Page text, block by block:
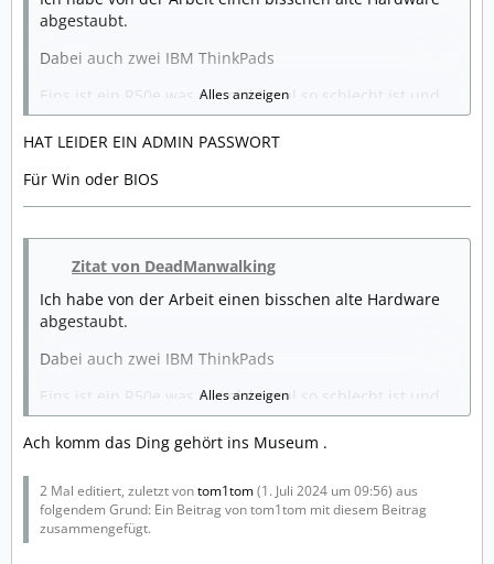
abgestaubt.
Dabei auch zwei IBM ThinkPads
Eins ist ein R50e was gar nicht mal so schlecht ist und
ich habe da erstmal eine uralte Windows XP Pro CD
drauf installiert.
Nach der Installation lief es aber es fehlten eine Menge
Also die Treiber runtergeladen.
Leider hab ich wohl den falschen Treiber für die Grafik
installiert.
Jetzt kommt nach dem XP Boot Logo nur ein schwarzer
Bildschirm.
nicht mehr erinnere.
Was kann ich denn jetzt noch machen, um dieses
Alles anzeigen
HAT LEIDER EIN ADMIN PASSWORT
Für Win oder BIOS
Zitat von DeadManwalking
Ich habe von der Arbeit einen bisschen alte Hardware
abgestaubt.
Dabei auch zwei IBM ThinkPads
Eins ist ein R50e was gar nicht mal so schlecht ist und
ich habe da erstmal eine uralte Windows XP Pro CD
drauf installiert.
Treiber.
Also die Treiber runtergeladen.
Alles anzeigen
Ach komm das Ding gehört ins Museum .
2 Mal editiert, zuletzt vontom1tom(1. Juli 2024 um 09:56) aus
folgendem Grund: Ein Beitrag von tom1tom mit diesem Beitrag
zusammengefügt.